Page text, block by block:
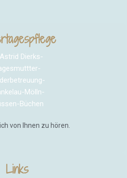
von Ihnen zu hören.
Links